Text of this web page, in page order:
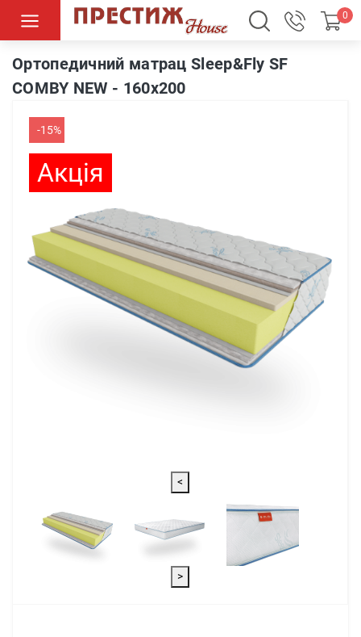
0
Ортопедичний матрац Sleep&Fly SF COMBY NEW - 160х200
Ортопедичний матрац Sleep&Fly SF
COMBY NEW - 160х200
-15%
Акція
<
>